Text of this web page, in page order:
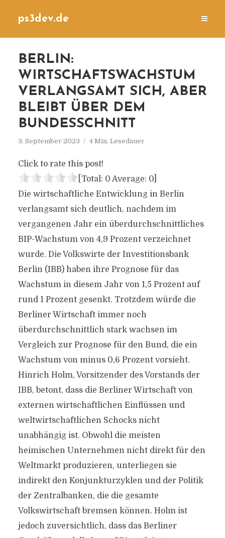
ps3dev.de
BERLIN:
WIRTSCHAFTSWACHSTUM
VERLANGSAMT SICH, ABER
BLEIBT ÜBER DEM
BUNDESSCHNITT
3. September 2023 4 Min. Lesedauer
Click to rate this post!
[Total: 0 Average: 0]
Die wirtschaftliche Entwicklung in Berlin
verlangsamt sich deutlich, nachdem im
vergangenen Jahr ein überdurchschnittliches
BIP-Wachstum von 4,9 Prozent verzeichnet
wurde. Die Volkswirte der Investitionsbank
Berlin (IBB) haben ihre Prognose für das
Wachstum in diesem Jahr von 1,5 Prozent auf
rund 1 Prozent gesenkt. Trotzdem würde die
Berliner Wirtschaft immer noch
überdurchschnittlich stark wachsen im
Vergleich zur Prognose für den Bund, die ein
Wachstum von minus 0,6 Prozent vorsieht.
Hinrich Holm, Vorsitzender des Vorstands der
IBB, betont, dass die Berliner Wirtschaft von
externen wirtschaftlichen Einflüssen und
weltwirtschaftlichen Schocks nicht
unabhängig ist. Obwohl die meisten
heimischen Unternehmen nicht direkt für den
Weltmarkt produzieren, unterliegen sie
indirekt den Konjunkturzyklen und der Politik
der Zentralbanken, die die gesamte
Volkswirtschaft bremsen können. Holm ist
jedoch zuversichtlich, dass das Berliner